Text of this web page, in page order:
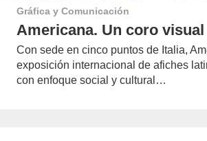
Gráfica y Comunicación
Americana. Un coro
Con sede en cinco puntos de Italia,
exposición internacional de afiches
con enfoque social y cultural…